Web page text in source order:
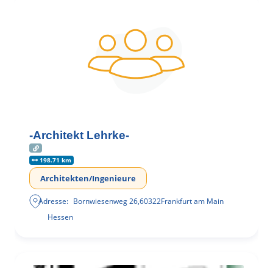
-Architekt Lehrke-
198.71 km
Architekten/Ingenieure
Adresse: Bornwiesenweg 26,60322Frankfurt am Main
Hessen